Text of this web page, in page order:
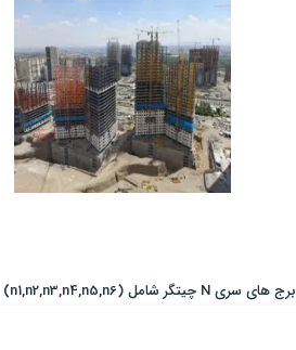
برج های سری N چیتگر شامل (n1,n2,n3,n4,n5,n6)